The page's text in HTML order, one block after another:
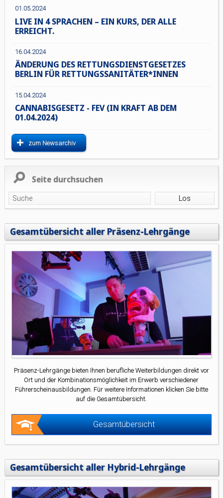
01.05.2024
LIVE IN 4 SPRACHEN – EIN KURS, DER ALLE
ERREICHT.
16.04.2024
ÄNDERUNG DES RETTUNGSDIENSTGESETZES
BERLIN FÜR RETTUNGSSANITÄTER*INNEN
15.04.2024
CANNABISGESETZ - FEV (IN KRAFT AB DEM
01.04.2024)
zum Newsarchiv
Seite durchsuchen
Gesamtübersicht aller Präsenz-Lehrgänge
Präsenz-Lehrgänge bieten Ihnen berufliche Weiterbildungen direkt vor
Ort und der Kombinationsmöglichkeit im Erwerb verschiedener
Führerscheinausbildungen. Für weitere Informationen klicken Sie bitte
auf die Gesamtübersicht.
Gesamtübersicht
Gesamtübersicht aller Hybrid-Lehrgänge